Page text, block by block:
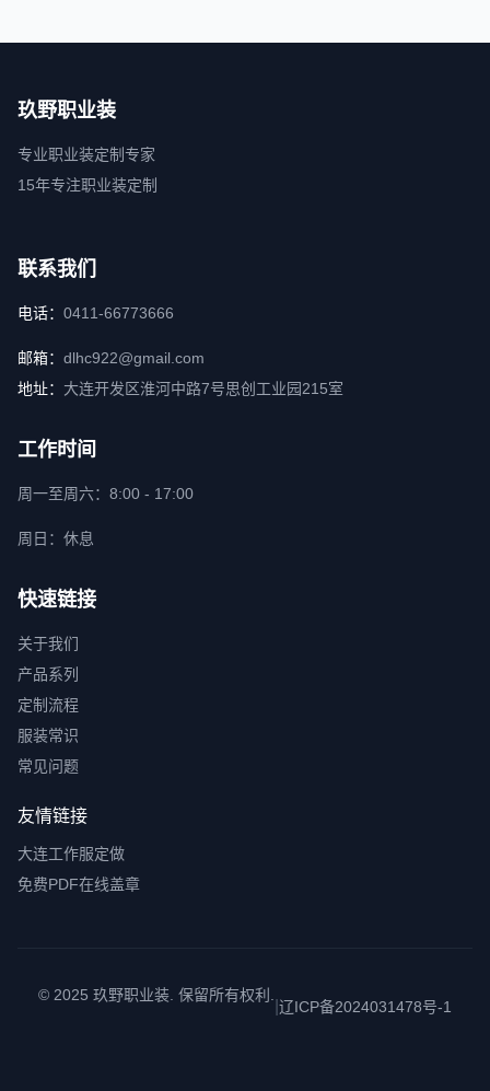
玖野职业装
专业职业装定制专家
15年专注职业装定制
联系我们
电话： 0411-66773666
邮箱： dlhc922@gmail.com
地址： 大连开发区淮河中路7号思创工业园215室
工作时间
周一至周六：8:00 - 17:00
周日：休息
快速链接
关于我们
产品系列
定制流程
服装常识
常见问题
友情链接
大连工作服定做
免费PDF在线盖章
© 2025 玖野职业装. 保留所有权利.
辽ICP备2024031478号-1